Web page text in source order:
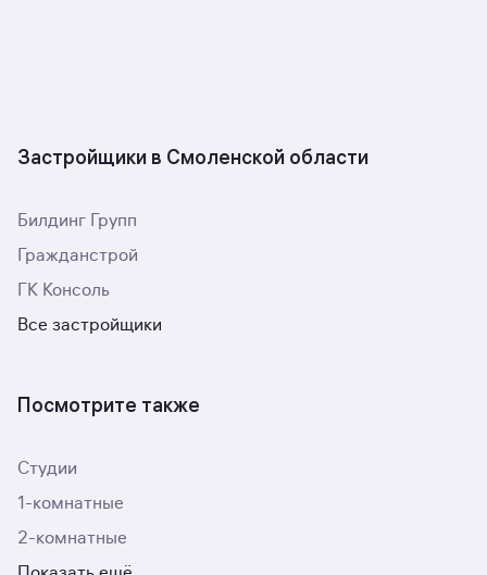
Застройщики в Смоленской области
Билдинг Групп
Гражданстрой
ГК Консоль
Все застройщики
Посмотрите также
Студии
1-комнатные
2-комнатные